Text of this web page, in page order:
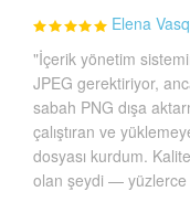
Elena
"İçerik yönetim
JPEG gerektiriyor,
sabah PNG dışa
çalıştıran ve
dosyası kurdum.
olan şeydi — yüzlerce